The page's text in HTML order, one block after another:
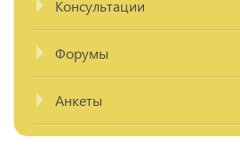
Консультации
Форумы
Анкеты